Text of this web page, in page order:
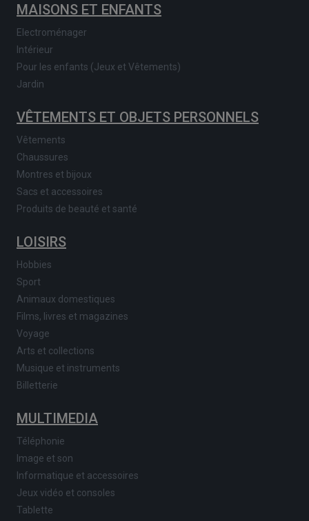
MAISONS ET ENFANTS
Electroménager
Intérieur
Pour les enfants (Jeux et Vêtements)
Jardin
VÊTEMENTS ET OBJETS PERSONNELS
Vêtements
Chaussures
Montres et bijoux
Sacs et accessoires
Produits de beauté et santé
LOISIRS
Hobbies
Sport
Animaux domestiques
Films, livres et magazines
Voyage
Arts et collections
Musique et instruments
Billetterie
MULTIMEDIA
Téléphonie
Image et son
Informatique et accessoires
Jeux vidéo et consoles
Tablette